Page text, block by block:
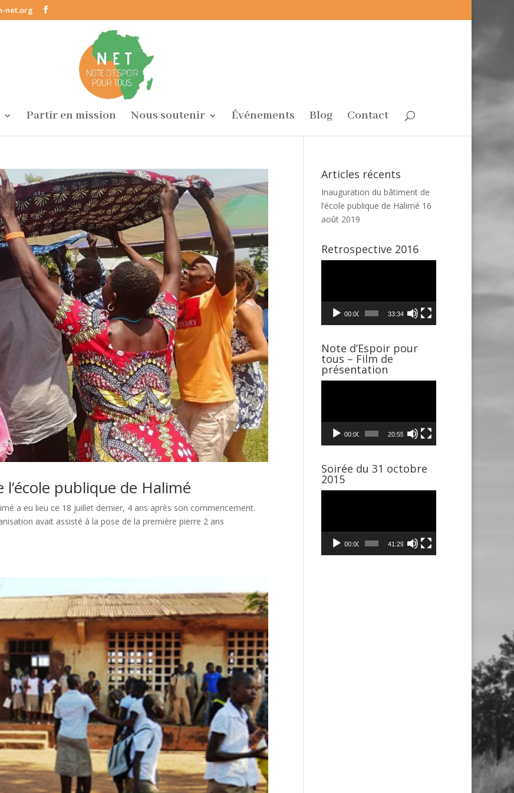
net.org
Partir en mission Nous soutenir Événements Blog Contact
publique de Halimé
a eu lieu ce 18 juillet dernier, 4 ans après son commencement.
avait assisté à la pose de la première pierre 2 ans
Articles récents
Inauguration du bâtiment de
l’école publique de Halimé 16
août 2019
Retrospective 2016
00:00 33:34
Note d’Espoir pour
tous – Film de
présentation
00:00 20:55
Soirée du 31 octobre
2015
00:00 41:29